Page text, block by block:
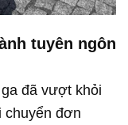
tuyên ngôn
đã vượt khỏi
chuyển đơn